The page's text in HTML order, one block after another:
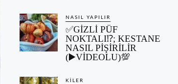
NASIL YAPILIR
✅GİZLİ PÜF
NOKTALI⁉️; KESTANE
NASIL PİŞİRİLİR
(▶️VİDEOLU)💯
KILER